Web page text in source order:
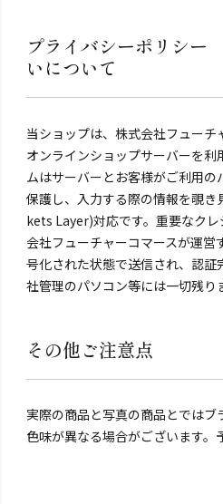
プライバシーポリシ
いについて
当ショップは、株式会社フューチ
オンラインショップサーバーを利
ムはサーバーとお客様がご利用
保護し、入力する際の情報を覗き
kets Layer)対応です。重要なク
会社フューチャーコマースが運営
号化された状態で送信され、認証
社管理のパソコン等には一切残り
その他ご注意点
実際の商品と写真の商品とではブ
色味が異なる場合がございます。